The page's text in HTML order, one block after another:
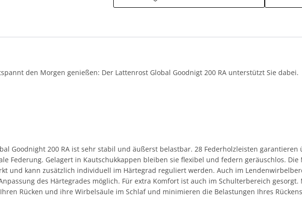
den Morgen genießen: Der Lattenrost Global Goodnigt 200 RA unterstützt Sie dabei.
Goodnight 200 RA ist sehr stabil und äußerst belastbar. 28 Federholzleisten garantieren
Federung. Gelagert in Kautschukkappen bleiben sie flexibel und federn geräuschlos. Die
und kann zusätzlich individuell im Härtegrad reguliert werden. Auch im
des Härtegrades möglich. Für extra Komfort ist auch im Schulterbereich gesorgt.
Rücken und ihre Wirbelsäule im Schlaf und minimieren die Belastungen Ihres